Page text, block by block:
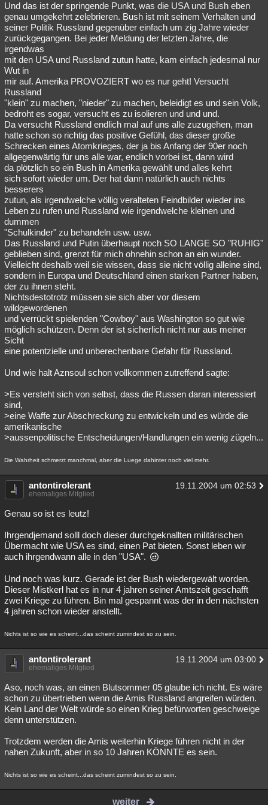
Und das ist der springende Punkt, was die USA und Bush eben
genau umgekehrt zelebrieren. Bush ist mit seinem Verhalten und
seiner Politik Russland gegenüber einfach um zig Jahre wieder
zurückgegangen. Bei jeder Meldung der letzten Jahre, die
irgendwas
mit den USA und Russland zutun hatte, kam einfach jedesmal nur
Wut in
mir auf. Amerika PROVOZIERT wo es nur geht! Versucht
Russland
"klein" zu machen, "nieder" zu machen, beleidigt es und sein Volk,
bedroht es sogar, versucht es zu isolieren und und und.
Da versucht Russland endlich mal auf uns alle zuzugehen, man
hatte schon so richtig das positive Gefühl, das dieser große
Schrecken eines Atomkrieges, der ja bis Anfang der 90er noch
allgegenwärtig für uns alle war, endlich vorbei ist, dann wird
da plötzlich so ein Bush in Amerika gewählt und alles kehrt
sich sofort wieder um. Der hat dann natürlich auch nichts
besserers
zutun, als irgendwelche völlig veralteten Feindbilder wieder ins
Leben zu rufen und Russland wie irgendwelche kleinen und
dummen
"Schulkinder" zu behandeln usw. usw.
Das Russland und Putin überhaupt noch SO LANGE SO "RUHIG"
geblieben sind, grenzt für mich ohnehin schon an ein wunder.
Vielleicht deshalb weil sie wissen, dass sie nicht völlig alleine sind,
sondern in Europa und Deutschland einen starken Partner haben,
der zu ihnen steht.
Nichtsdestotrotz müssen sie sich aber vor diesem
wildgewordenen
und verrückt spielenden "Cowboy" aus Washington so gut wie
möglich schützen. Denn der ist sicherlich nicht nur aus meiner
Sicht
eine potentzielle und unberechenbare Gefahr für Russland.
Und wie halt Aznsoul schon vollkommen zutreffend sagte:
>Es versteht sich von selbst, dass die Russen daran interessiert
sind,
>eine Waffe zur Abschreckung zu entwickeln und es würde die
amerikanische
>aussenpolitische Entscheidungen/Handlungen ein wenig zügeln...
Die Wahrheit schmerzt manchmal, aber die Luege dahinter noch viel mehr.
antontirolerant 19.11.2004 um 02:53
ehemaliges Mitglied
Genau so ist es leutz!
Ihrgendjemand solll doch dieser durchgeknallten militärischen
Übermacht wie USA es sind, einen Pat bieten. Sonst leben wir
auch ihrgendwann alle in den "USA".
Und noch was kurz. Gerade ist der Bush wiedergewält worden.
Dieser Mistkerl hat es in nur 4 jahren seiner Amtszeit geschafft
zwei Kriege zu führen. Bin mal gespannt was der in den nächsten
4 jahren schon wieder anstellt.
Nichts ist so wie es scheint...das scheint zumindest so zu sein.
antontirolerant 19.11.2004 um 03:00
ehemaliges Mitglied
Aso, noch was, an einen Blutsommer 05 glaube ich nicht. Es wäre
schon zu übertrieben wenn die Amis Russland angreifen würden.
Kein Land der Welt würde so einen Krieg befürworten geschweige
denn unterstützen.
Trotzdem werden die Amis weiterhin Kriege führen nicht in der
nahen Zukunft, aber in so 10 Jahren KÖNNTE es sein.
Nichts ist so wie es scheint...das scheint zumindest so zu sein.
weiter